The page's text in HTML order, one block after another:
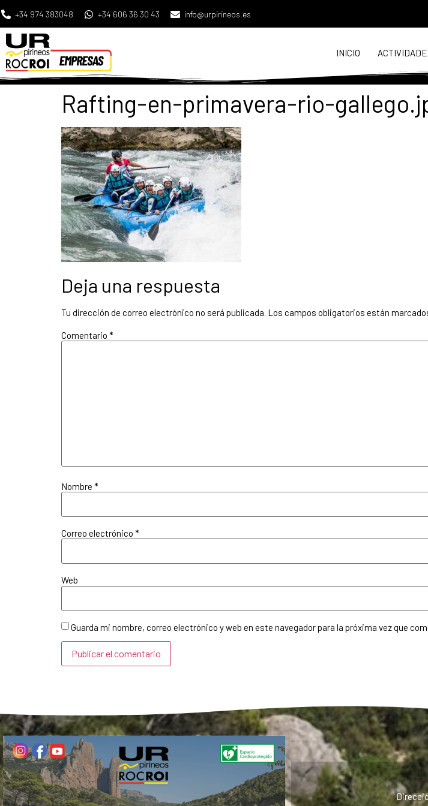
+34 974 383048 +34 606 36 30 43 info@urpirineos.es
INICIO
Rafting-en-primavera-rio-
Deja una respuesta
Tu dirección de correo electrónico no será publicada. Los campos obligatorios están
Comentario *
Nombre *
Correo electrónico *
Web
Guarda mi nombre, correo electrónico y web en este navegador para la próxima vez que